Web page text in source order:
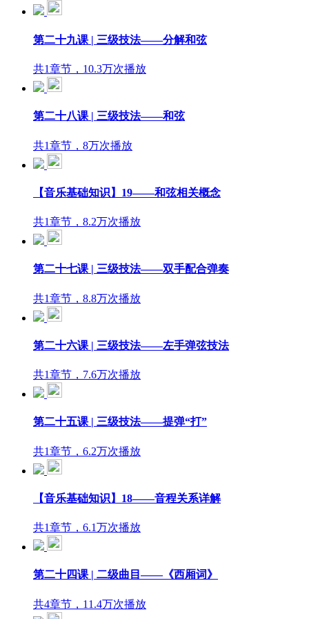
第二十九课 | 三级技法——分解和弦
共1章节，10.3万次播放
第二十八课 | 三级技法——和弦
共1章节，8万次播放
【音乐基础知识】19——和弦相关概念
共1章节，8.2万次播放
第二十七课 | 三级技法——双手配合弹奏
共1章节，8.8万次播放
第二十六课 | 三级技法——左手弹弦技法
共1章节，7.6万次播放
第二十五课 | 三级技法——提弹“打”
共1章节，6.2万次播放
【音乐基础知识】18——音程关系详解
共1章节，6.1万次播放
第二十四课 | 二级曲目——《西厢词》
共4章节，11.4万次播放